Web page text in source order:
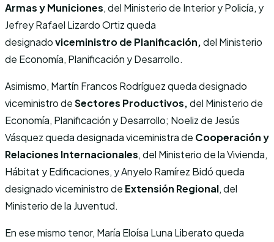
Armas y Municiones, del Ministerio de Interior y Policía, y
Jefrey Rafael Lizardo Ortiz queda
designadoviceministro de Planificación,del Ministerio
de Economía, Planificación y Desarrollo.
Asimismo, Martín Francos Rodríguez queda designado
viceministro deSectores Productivos,del Ministerio de
Economía, Planificación y Desarrollo; Noeliz de Jesús
Vásquez queda designada viceministra de Cooperación y
Relaciones Internacionales, del Ministerio de la Vivienda,
Hábitat y Edificaciones, y Anyelo Ramírez Bidó queda
designado viceministro de Extensión Regional, del
Ministerio de la Juventud.
En ese mismo tenor, María Eloísa Luna Liberato queda